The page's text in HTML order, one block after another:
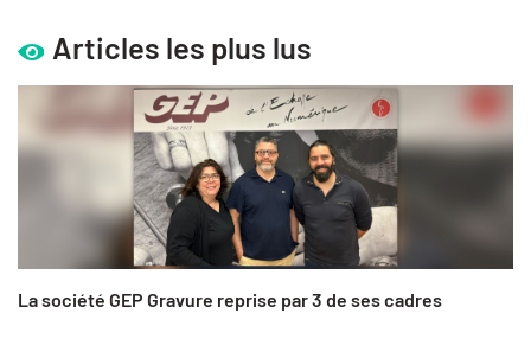
Articles les plus lus
La société GEP Gravure reprise par 3 de ses cadres